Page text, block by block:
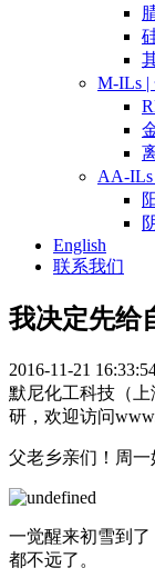
M-ILs |
AA-
English
联系我们
我决定先给
2016-11-21
默尼化工科技（
研，欢迎访问
父老乡亲们！周一
一觉醒来初雪到
都不远了。